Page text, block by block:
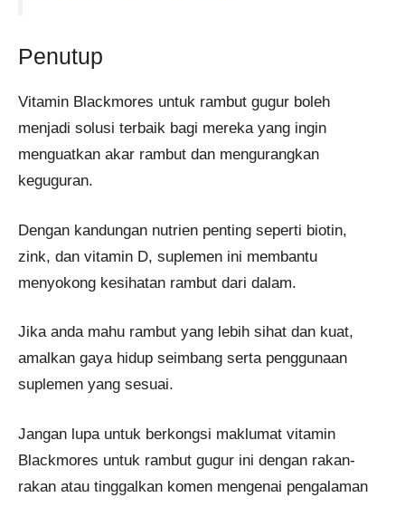
Penutup
Vitamin Blackmores untuk rambut gugur boleh
menjadi solusi terbaik bagi mereka yang ingin
menguatkan akar rambut dan mengurangkan
keguguran.
Dengan kandungan nutrien penting seperti biotin,
zink, dan vitamin D, suplemen ini membantu
menyokong kesihatan rambut dari dalam.
Jika anda mahu rambut yang lebih sihat dan kuat,
amalkan gaya hidup seimbang serta penggunaan
suplemen yang sesuai.
Jangan lupa untuk berkongsi maklumat vitamin
Blackmores untuk rambut gugur ini dengan rakan-
rakan atau tinggalkan komen mengenai pengalaman